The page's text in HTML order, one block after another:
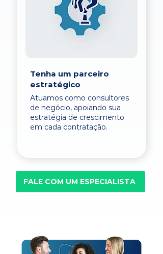
Tenha um parceiro
estratégico
Atuamos como consultores
de negócio, apoiando sua
estratégia de crescimento
em cada contratação.
FALE COM UM ESPECIALISTA